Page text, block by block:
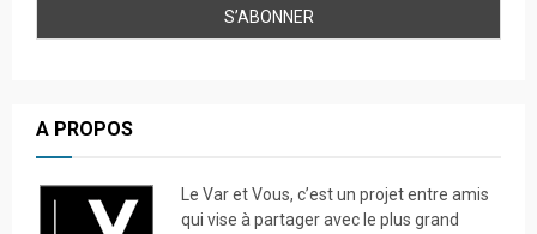
A PROPOS
Le Var et Vous, c’est un projet entre amis
qui vise à partager avec le plus grand